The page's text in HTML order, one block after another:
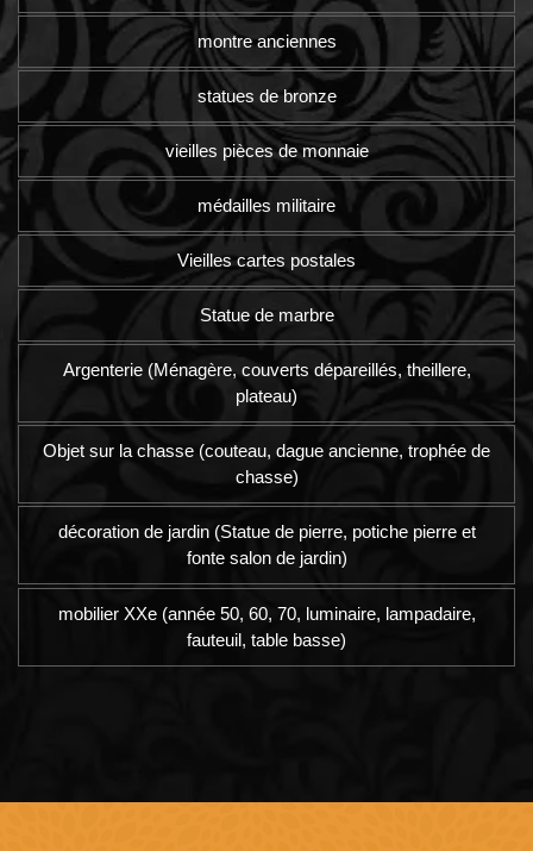
montre anciennes
statues de bronze
vieilles pièces de monnaie
médailles militaire
Vieilles cartes postales
Statue de marbre
Argenterie (Ménagère, couverts dépareillés, theillere,
plateau)
Objet sur la chasse (couteau, dague ancienne, trophée de
chasse)
décoration de jardin (Statue de pierre, potiche pierre et
fonte salon de jardin)
mobilier XXe (année 50, 60, 70, luminaire, lampadaire,
fauteuil, table basse)